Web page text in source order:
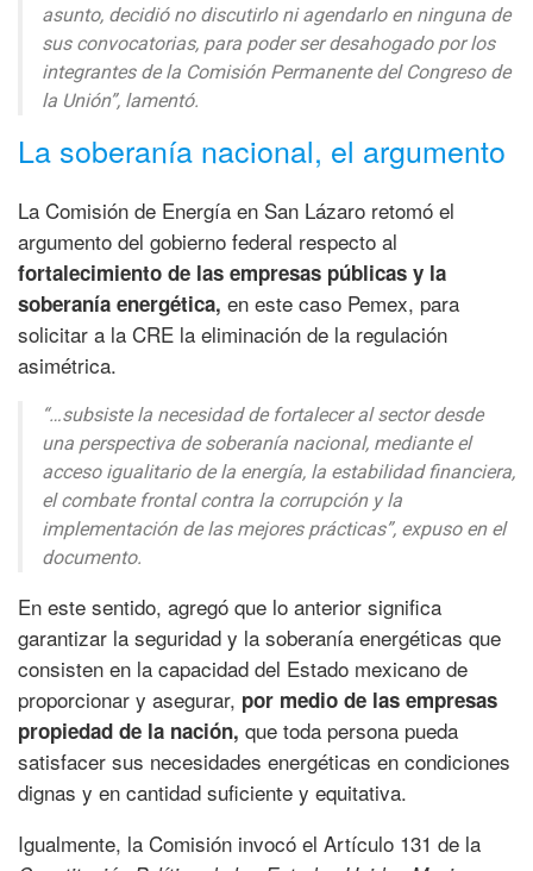
asunto, decidió no discutirlo ni agendarlo en ninguna de
sus convocatorias, para poder ser desahogado por los
integrantes de la Comisión Permanente del Congreso de
la Unión”, lamentó.
La soberanía nacional, el argumento
La Comisión de Energía en San Lázaro retomó el
argumento del gobierno federal respecto al
fortalecimiento de las empresas públicas y la
soberanía energética, en este caso Pemex, para
solicitar a la CRE la eliminación de la regulación
asimétrica.
“…subsiste la necesidad de fortalecer al sector desde
una perspectiva de soberanía nacional, mediante el
acceso igualitario de la energía, la estabilidad financiera,
el combate frontal contra la corrupción y la
implementación de las mejores prácticas”, expuso en el
documento.
En este sentido, agregó que lo anterior significa
garantizar la seguridad y la soberanía energéticas que
consisten en la capacidad del Estado mexicano de
proporcionar y asegurar, por medio de las empresas
propiedad de la nación, que toda persona pueda
satisfacer sus necesidades energéticas en condiciones
dignas y en cantidad suficiente y equitativa.
Igualmente, la Comisión invocó el Artículo 131 de la